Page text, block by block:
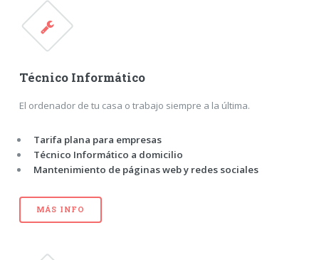
Técnico Informático
El ordenador de tu casa o trabajo siempre a la última.
Tarifa plana para empresas
Técnico Informático a domicilio
Mantenimiento de páginas web y redes sociales
MÁS INFO